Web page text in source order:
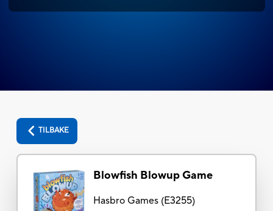
TILBAKE
Blowfish Blowup Game
Hasbro Games(E3255)